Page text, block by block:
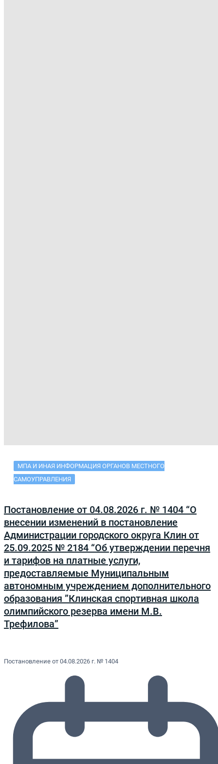
МПА И ИНАЯ ИНФОРМАЦИЯ ОРГАНОВ МЕСТНОГО
САМОУПРАВЛЕНИЯ
Постановление от 04.08.2026 г. № 1404 “О
внесении изменений в постановление
Администрации городского округа Клин от
25.09.2025 № 2184 “Об утверждении перечня
и тарифов на платные услуги,
предоставляемые Муниципальным
автономным учреждением дополнительного
образования ”Клинская спортивная школа
олимпийского резерва имени М.В.
Трефилова”
Постановление от 04.08.2026 г. № 1404